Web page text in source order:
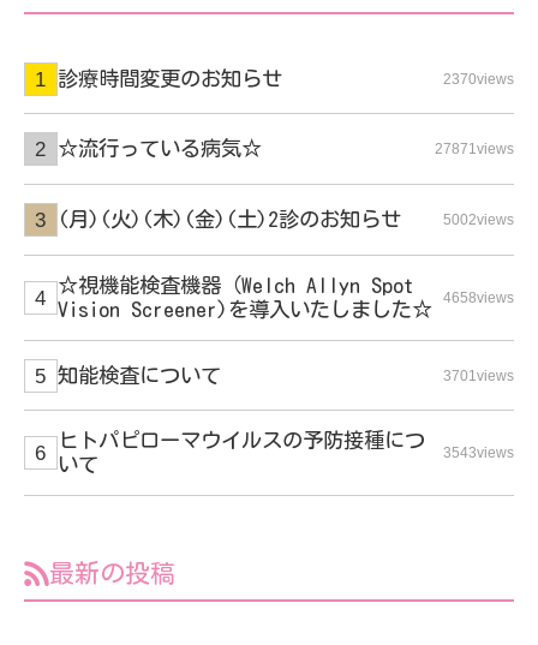
診療時間変更のお知らせ 2370views
☆流行っている病気☆ 27871views
(月)(火)(木)(金)(土)2診のお知らせ 5002views
☆視機能検査機器（Welch Allyn Spot
Vision Screener)を導入いたしました☆
4658views
知能検査について 3701views
ヒトパピローマウイルスの予防接種につ
いて
3543views
最新の投稿